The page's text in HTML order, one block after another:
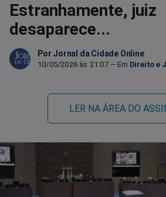
no
Facebook
no
Whatsapp
no
Twitter
no
Estranhamente, juiz
desaparece...
Por Jornal da Cidade Online
10/05/2026 às 21:07 Direito e
LER NA ÁREA DO